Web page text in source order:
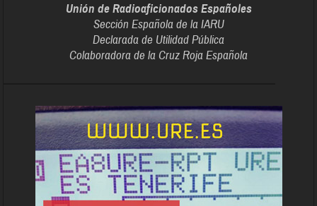
Unión de Radioaficionados Españoles
Sección Española de la IARU
Declarada de Utilidad Pública
Colaboradora de la Cruz Roja Española